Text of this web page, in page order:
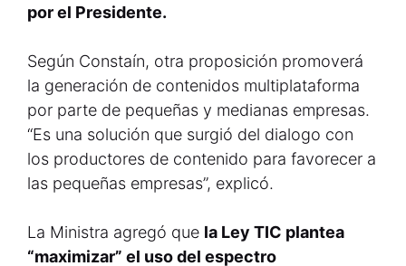
por el Presidente.
Según Constaín, otra proposición promoverá
la generación de contenidos multiplataforma
por parte de pequeñas y medianas empresas.
“Es una solución que surgió del dialogo con
los productores de contenido para favorecer a
las pequeñas empresas”, explicó.
La Ministra agregó que la Ley TIC plantea
“maximizar” el uso del espectro